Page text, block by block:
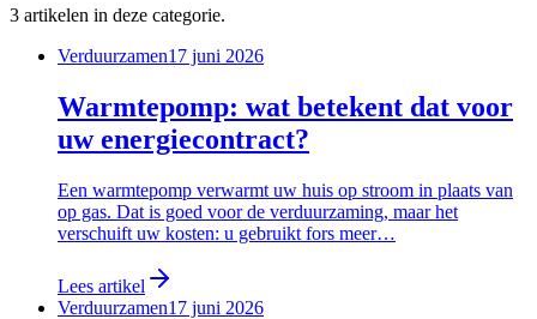
3 artikelen in deze categorie.
Verduurzamen17 juni 2026
Warmtepomp: wat betekent dat voor
uw energiecontract?
Een warmtepomp verwarmt uw huis op stroom in plaats van
op gas. Dat is goed voor de verduurzaming, maar het
verschuift uw kosten: u gebruikt fors meer…
Lees artikel
Verduurzamen17 juni 2026